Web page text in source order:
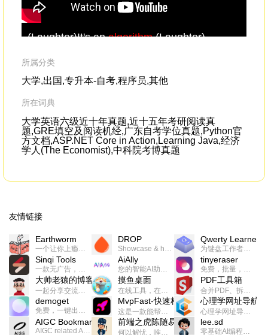
(Laughter)It's analgorithm.(Laughter)
所属分类
大学,出国,专升本-自考,程序员,其他
所在词典
大学英语六级近十年真题,近十五年考研阅读真
题,GRE填空及阅读机经,广东自考学位真题,Python官
方文档,ASP.NET Core in Action,Learning Java,经济
学人(The Economist),中科院考博真题
友情链接
Earthworm DROP Qwerty Learner
为键盘工作者设计的单词与肌肉记忆锻炼软件
Sinqi Tools AiAlly tinyeraser
大帅老猿的博客 摸鱼桌面 PDF工具箱
合并PDF、拆分PDF、旋转PDF、裁剪PDF、转换PDF、加密PDF、解密PDF、PDF加水印等多种PDF处理功能
demoget MvpFast-快速构建网站应用
这是一款能帮助你快速构建个人网站的应用，使用最新的前端技术栈，集成登录、鉴权、手机、邮箱、数据库、博客、文章、支付等等网站所需要的功能，你只需要花几个小时开发你的核心功能就可以上线，一次购买，永久拥有
心理学网址导航
AIGC Bookmarks 前端之虎陈随易 lee.sd